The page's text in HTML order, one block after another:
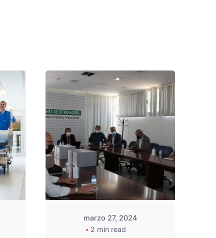
Posted
by
admin
marzo 27, 2024
2 min read